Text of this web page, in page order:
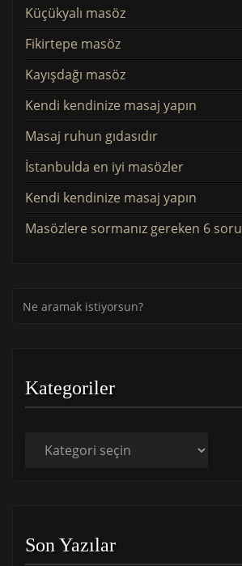
Küçükyalı masöz
Fikirtepe masöz
Kayışdağı masöz
Kendi kendinize masaj yapın
Masaj ruhun gıdasıdır
İstanbulda en iyi masözler
Kendi kendinize masaj yapın
Masözlere sormanız gereken 6 soru
Kategoriler
Son Yazılar